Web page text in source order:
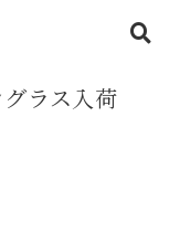
ス入荷